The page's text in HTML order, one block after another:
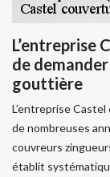
L’entreprise
de
gouttière
L’entreprise
de nombreuses
couvreurs
établit